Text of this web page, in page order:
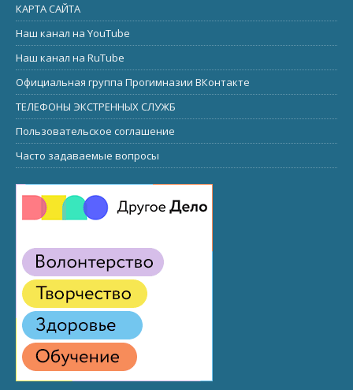
КАРТА САЙТА
Наш канал на YouTube
Наш канал на RuTube
Официальная группа Прогимназии ВКонтакте
ТЕЛЕФОНЫ ЭКСТРЕННЫХ СЛУЖБ
Пользовательское соглашение
Часто задаваемые вопросы